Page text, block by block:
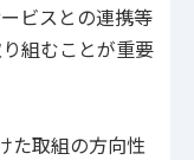
ビスとの連携等
組むことが重要
た取組の方向性